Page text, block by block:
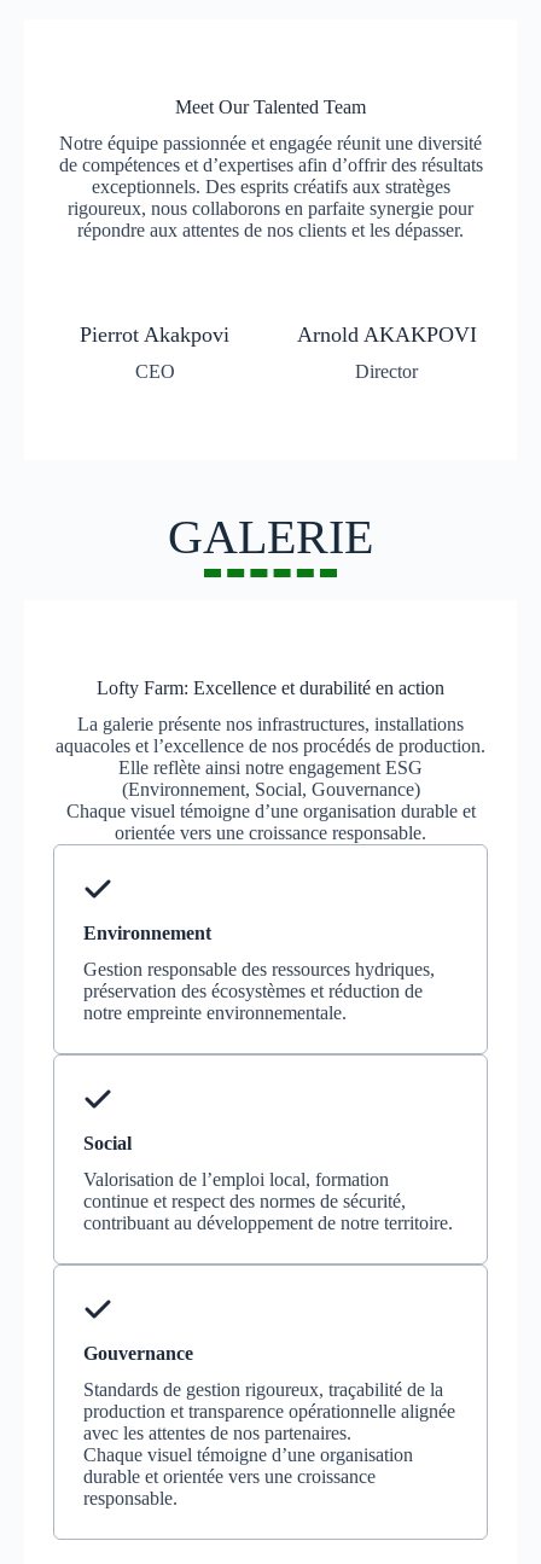
Meet Our Talented Team
Notre équipe passionnée et engagée réunit une diversité
de compétences et d’expertises afin d’offrir des résultats
exceptionnels. Des esprits créatifs aux stratèges
rigoureux, nous collaborons en parfaite synergie pour
répondre aux attentes de nos clients et les dépasser.
Pierrot Akakpovi
CEO
Arnold AKAKPOVI
Director
GALERIE
Lofty Farm: Excellence et durabilité en action
La galerie présente nos infrastructures, installations
aquacoles et l’excellence de nos procédés de production.
Elle reflète ainsi notre engagement ESG
(Environnement, Social, Gouvernance)
Chaque visuel témoigne d’une organisation durable et
orientée vers une croissance responsable.
Environnement
Gestion responsable des ressources hydriques,
préservation des écosystèmes et réduction de
notre empreinte environnementale.
Social
Valorisation de l’emploi local, formation
continue et respect des normes de sécurité,
contribuant au développement de notre territoire.
Gouvernance
Standards de gestion rigoureux, traçabilité de la
production et transparence opérationnelle alignée
avec les attentes de nos partenaires.
Chaque visuel témoigne d’une organisation
durable et orientée vers une croissance
responsable.